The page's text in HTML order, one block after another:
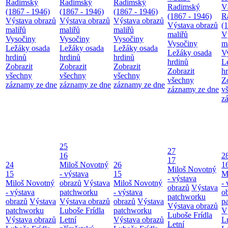
Radimský
(1867 - 1946)
Výstava obrazů
maliřů
Vysočiny
Ležáky osada
hrdinů
Zobrazit
všechny
záznamy ze dne
Radimský
(1867 - 1946)
Výstava obrazů
maliřů
Vysočiny
Ležáky osada
hrdinů
Zobrazit
všechny
záznamy ze dne
Radimský
(1867 - 1946)
Výstava obrazů
maliřů
Vysočiny
Ležáky osada
hrdinů
Zobrazit
všechny
záznamy ze dne
Radimský
(1867 - 1946)
Výstava obrazů
maliřů
Vysočiny
Ležáky osada
hrdinů
Zobrazit
všechny
záznamy ze dne
24
15
Miloš Novotný
- výstava
obrazů Výstava
patchworku
Výstava obrazů
25
16
Miloš Novotný
- výstava
obrazů Výstava
patchworku
Výstava obrazů
Luboše Frídla
Letní
26
15
Miloš Novotný
- výstava
obrazů Výstava
patchworku
Výstava obrazů
27
17
Miloš Novotný
- výstava
obrazů Výstava
patchworku
Výstava obrazů
Luboše Frídla
Letní
-